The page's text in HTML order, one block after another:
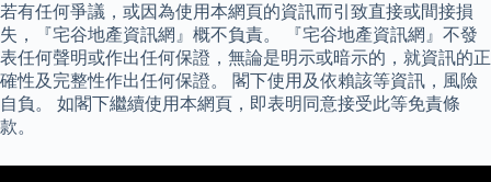
若有任何爭議，或因為使用本網頁的資訊而引致直接或間接損
失，『宅谷地產資訊網』概不負責。 『宅谷地產資訊網』不發
表任何聲明或作出任何保證，無論是明示或暗示的，就資訊的正
確性及完整性作出任何保證。 閣下使用及依賴該等資訊，風險
自負。 如閣下繼續使用本網頁，即表明同意接受此等免責條
款。